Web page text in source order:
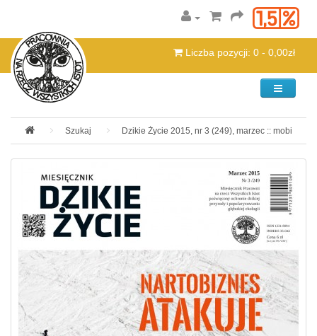
Liczba pozycji: 0 - 0,00zł
Kategorie
Szukaj Dzikie Życie 2015, nr 3 (249), marzec :: mobi